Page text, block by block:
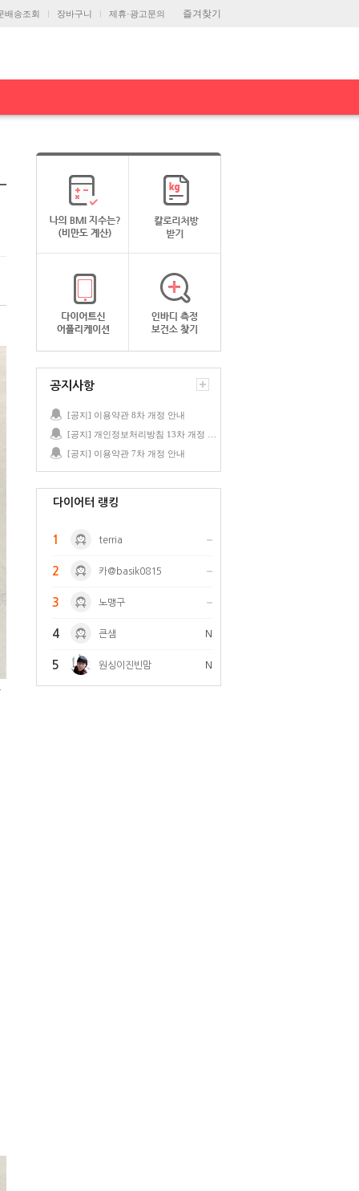
즐겨찾기
배송조회 장바구니 제휴·광고문의
공지사항
[공지] 이용약관 8차 개정 안내
[공지] 이용약관 7차 개정 안내
다이어터 랭킹
1 terria
2 카@basik0815
3 노맹구
4 큰샘 N
5 원싱이진빈맘 N